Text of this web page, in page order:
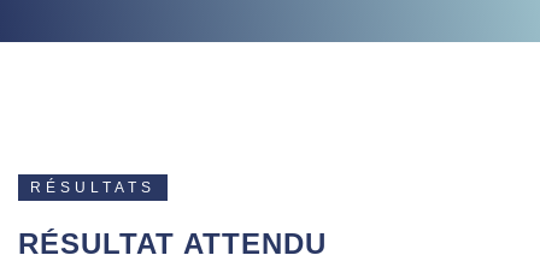
RÉSULTATS
RÉSULTAT ATTENDU